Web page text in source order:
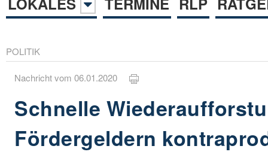
POLITIK
Nachricht vom 06.01.2020
Schnelle
Fördergeldern